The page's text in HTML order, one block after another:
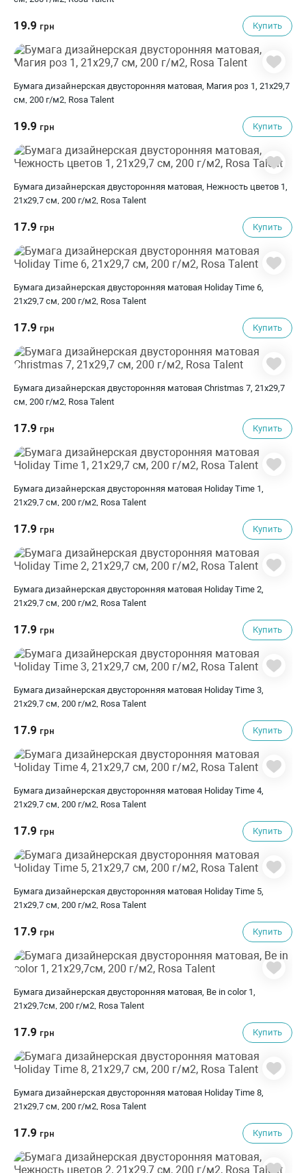
19.9 грн Купить
Бумага дизайнерская двусторонняя матовая, Магия роз 1, 21х29,7
см, 200 г/м2, Rosa Talent
19.9 грн Купить
Бумага дизайнерская двусторонняя матовая, Нежность цветов 1,
21х29,7 см, 200 г/м2, Rosa Talent
17.9 грн Купить
Бумага дизайнерская двусторонняя матовая Holiday Time 6,
21х29,7 см, 200 г/м2, Rosa Talent
17.9 грн Купить
Бумага дизайнерская двусторонняя матовая Christmas 7, 21х29,7
см, 200 г/м2, Rosa Talent
17.9 грн Купить
Бумага дизайнерская двусторонняя матовая Holiday Time 1,
21х29,7 см, 200 г/м2, Rosa Talent
17.9 грн Купить
Бумага дизайнерская двусторонняя матовая Holiday Time 2,
21х29,7 см, 200 г/м2, Rosa Talent
17.9 грн Купить
Бумага дизайнерская двусторонняя матовая Holiday Time 3,
21х29,7 см, 200 г/м2, Rosa Talent
17.9 грн Купить
Бумага дизайнерская двусторонняя матовая Holiday Time 4,
21х29,7 см, 200 г/м2, Rosa Talent
17.9 грн Купить
Бумага дизайнерская двусторонняя матовая Holiday Time 5,
21х29,7 см, 200 г/м2, Rosa Talent
17.9 грн Купить
Бумага дизайнерская двусторонняя матовая, Be in color 1,
21х29,7см, 200 г/м2, Rosa Talent
17.9 грн Купить
Бумага дизайнерская двусторонняя матовая Holiday Time 8,
21х29,7 см, 200 г/м2, Rosa Talent
17.9 грн Купить